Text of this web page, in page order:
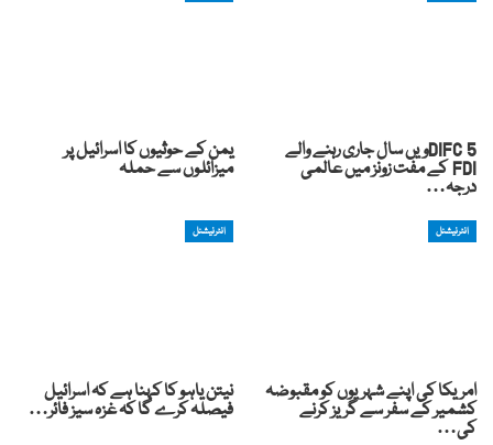
DIFC 5ویں سال جاری رہنے والے
FDI کے مفت زونز میں عالمی
درجہ…
یمن کے حوثیوں کا اسرائیل پر
میزائلوں سے حملہ
انٹرنیشنل
امریکا کی اپنے شہریوں کو مقبوضہ
کشمیر کے سفر سے گریز کرنے
کی…
انٹرنیشنل
نیتن یاہو کا کہنا ہے کہ اسرائیل
فیصلہ کرے گا کہ غزہ سیز فائر…